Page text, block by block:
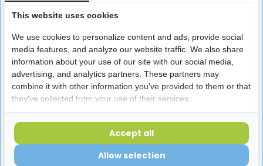
TePe Angle
Interdentale Ragers
Groen 0,8 mm | 25
stuks |
Voordeelverpakking
11,95
GUM Expanding Floss -
30 meter
2,80
This website uses cookies
We use cookies to personalize content and ads, provide social
media features, and analyze our website traffic. We also share
information about your use of our site with our social media,
advertising, and analytics partners. These partners may
combine it with other information you've provided to them or that
they've collected from your use of their services.
Allow selection
Accept all